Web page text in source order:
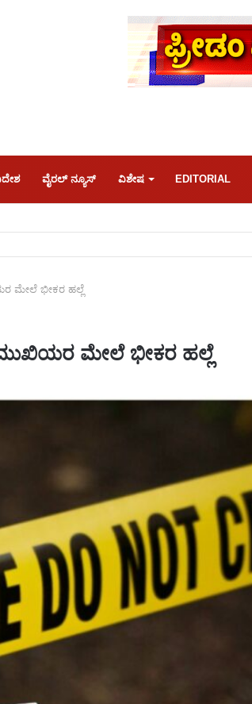
ವೈರಲ್ ನ್ಯೂಸ್ ವಿಶೇಷ EDITORIAL
ಮೇಲೆ ಭೀಕರ ಹಲ್ಲೆ
ಮೇಲೆ ಭೀಕರ ಹಲ್ಲೆ